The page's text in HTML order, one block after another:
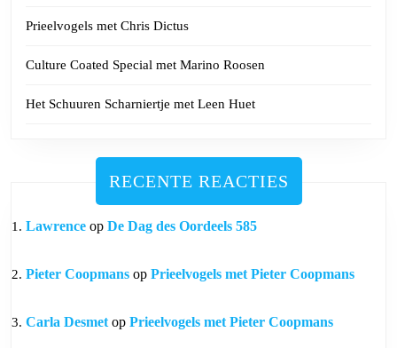
Prieelvogels met Chris Dictus
Culture Coated Special met Marino Roosen
Het Schuuren Scharniertje met Leen Huet
RECENTE REACTIES
Lawrence op De Dag des Oordeels 585
Pieter Coopmans op Prieelvogels met Pieter Coopmans
Carla Desmet op Prieelvogels met Pieter Coopmans